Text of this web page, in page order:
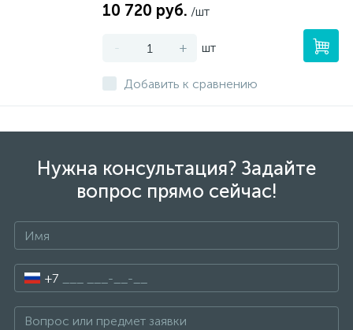
10 720 руб. /шт
- + шт
Добавить к сравнению
Нужна консультация? Задайте
вопрос прямо сейчас!
+7